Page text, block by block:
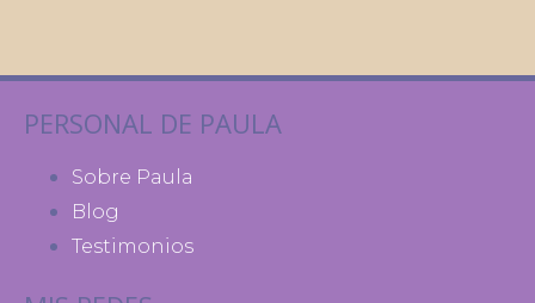
PERSONAL DE PAULA
Sobre Paula
Blog
Testimonios